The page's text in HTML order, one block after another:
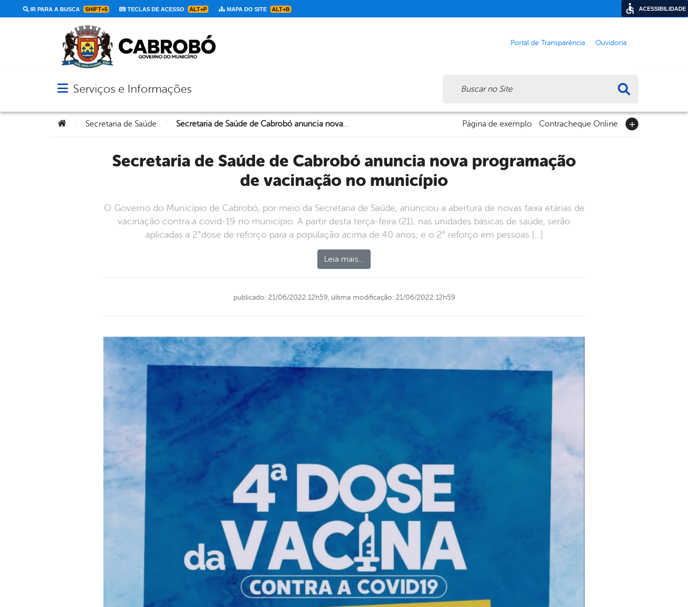
IR PARA A BUSCA SHIFT+5 TECLAS DE ACESSO ALT+P MAPA DO SITE ALT+B
Portal de Transparência Ouvidoria
Abrir menu principal de navegação
Serviços e Informações
Você está aqui:Secretaria de Saúde Secretaria de Saúde de Cabrobó anuncia nova programação de vacinação no município Página de exemplo Contracheque Online
Secretaria de Saúde de Cabrobó anuncia nova programação
de vacinação no município
O Governo do Município de Cabrobó, por meio da Secretaria de Saúde, anunciou a abertura de novas faixa etárias de
vacinação contra a covid-19 no município. A partir desta terça-feira (21), nas unidades básicas de saúde, serão
aplicadas a 2°dose de reforço para a população acima de 40 anos; e o 2° reforço em pessoas […]
Leia mais…
publicado: 21/06/2022 12h59, última modificação: 21/06/2022 12h59
ACESSIBILIDADE